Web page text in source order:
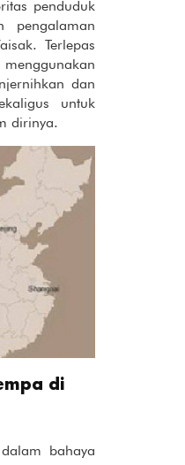
penduduk
Terlepas
dan
untuk
dirinya.
di
bahaya